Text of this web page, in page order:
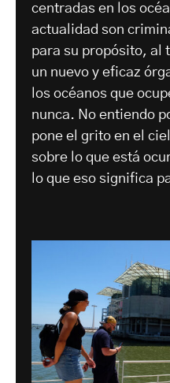
centradas en los
actualidad son
para su propósito, al
un nuevo y eficaz
los océanos que
nunca. No entiendo
pone el grito en el
sobre lo que está
lo que eso significa